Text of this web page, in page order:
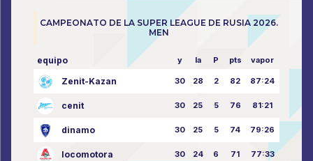
CAMPEONATO DE LA SUPER LEAGUE DE RUSIA 2026.
MEN
equipo y la P pts vapor
Zenit-Kazan 30 28 2 82 87:24
cenit 30 25 5 76 81:21
dinamo 30 25 5 74 79:26
locomotora 30 24 6 71 77:33